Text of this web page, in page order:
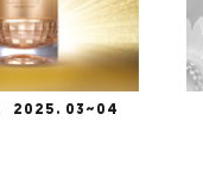
2025. 01~02.